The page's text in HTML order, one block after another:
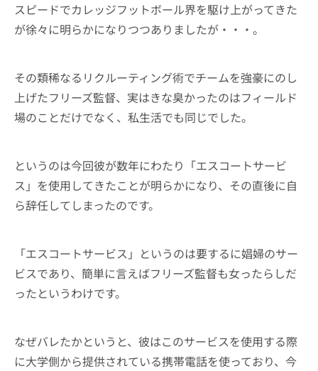
スピードでカレッジフットボール界を駆け上がってきた
が徐々に明らかになりつつありましたが・・・。
その類稀なるリクルーティング術でチームを強豪にのし
上げたフリーズ監督、実はきな臭かったのはフィールド
場のことだけでなく、私生活でも同じでした。
というのは今回彼が数年にわたり「エスコートサービ
ス」を使用してきたことが明らかになり、その直後に自
ら辞任してしまったのです。
「エスコートサービス」というのは要するに娼婦のサー
ビスであり、簡単に言えばフリーズ監督も女ったらしだ
ったというわけです。
なぜバレたかというと、彼はこのサービスを使用する際
に大学側から提供されている携帯電話を使っており、今